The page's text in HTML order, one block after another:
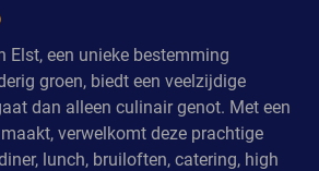
Elst, een unieke bestemming
groen, biedt een veelzijdige
dan alleen culinair genot. Met een
verwelkomt deze prachtige
lunch, bruiloften, catering, high